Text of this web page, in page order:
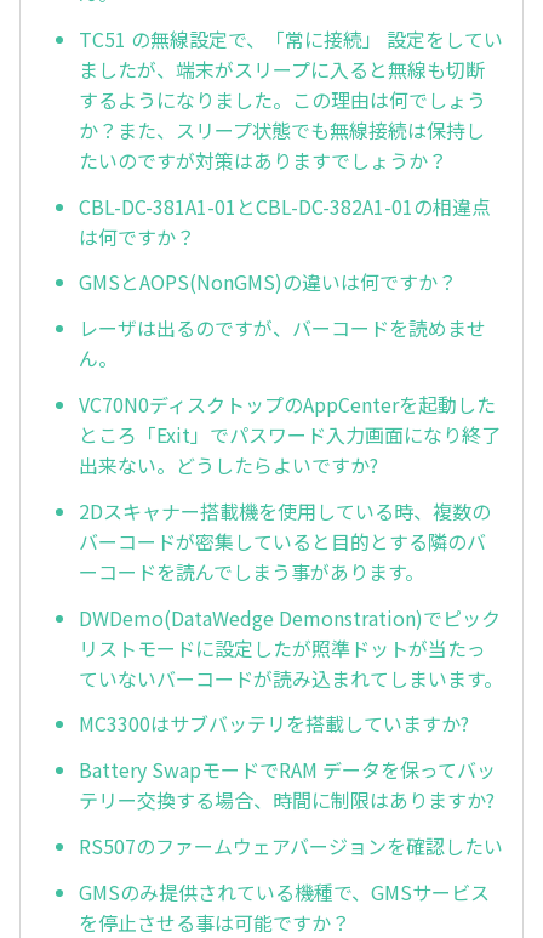
TC51 の無線設定で、「常に接続」 設定をしてい
ましたが、端末がスリープに入ると無線も切断
するようになりました。この理由は何でしょう
か？また、スリープ状態でも無線接続は保持し
たいのですが対策はありますでしょうか？
CBL-DC-381A1-01とCBL-DC-382A1-01の相違点
は何ですか？
GMSとAOPS(NonGMS)の違いは何ですか？
レーザは出るのですが、バーコードを読めませ
ん。
VC70N0ディスクトップのAppCenterを起動した
ところ「Exit」でパスワード入力画面になり終了
出来ない。どうしたらよいですか?
2Dスキャナー搭載機を使用している時、複数の
バーコードが密集していると目的とする隣のバ
ーコードを読んでしまう事があります。
DWDemo(DataWedge Demonstration)でピック
リストモードに設定したが照準ドットが当たっ
ていないバーコードが読み込まれてしまいます。
MC3300はサブバッテリを搭載していますか?
Battery SwapモードでRAM データを保ってバッ
テリー交換する場合、時間に制限はありますか?
RS507のファームウェアバージョンを確認したい
GMSのみ提供されている機種で、GMSサービス
を停止させる事は可能ですか？